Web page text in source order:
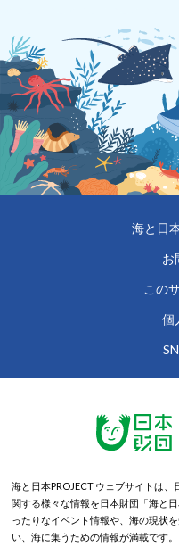
海と日
お
この
個
海と日本PROJECT ウェブサイトは、
関する様々な情報を日本財団「海と日
ったりなイベント情報や、海の現状
い、海に集うための情報が満載です。